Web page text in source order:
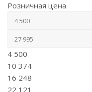
Розничная цена
4 500
10 374
16 248
22 121